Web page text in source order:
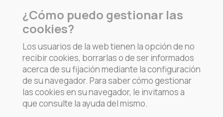
¿Cómo puedo gestionar las
cookies?
Los usuarios de la web tienen la opción de no
recibir cookies, borrarlas o de ser informados
acerca de su fijación mediante la configuración
de su navegador. Para saber cómo gestionar
las cookies en su navegador, le invitamos a
que consulte la ayuda del mismo.